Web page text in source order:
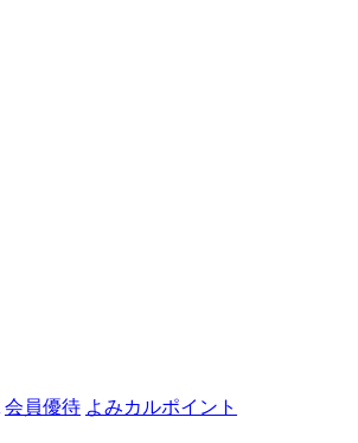
会員優待 よみカルポイント